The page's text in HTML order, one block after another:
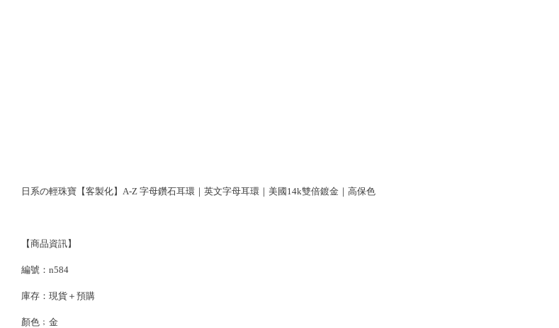
日系の輕珠寶【客製化】A-Z 字母鑽石耳環｜英文字母耳環｜美國14k雙倍鍍金｜高保色
【商品資訊】
編號：n584
庫存：現貨＋預購
顏色﹔金